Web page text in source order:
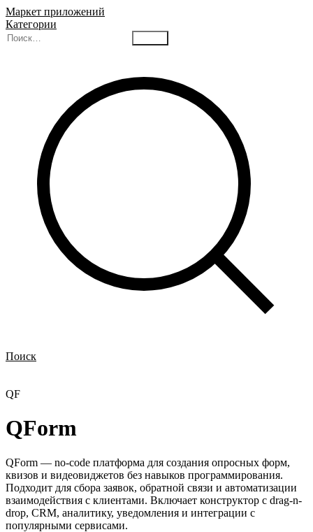
Маркет приложений
Категории
Поиск
QF
QForm
QForm — no-code платформа для создания опросных форм,
квизов и видеовиджетов без навыков программирования.
Подходит для сбора заявок, обратной связи и автоматизации
взаимодействия с клиентами. Включает конструктор с drag-n-
drop, CRM, аналитику, уведомления и интеграции с
популярными сервисами.